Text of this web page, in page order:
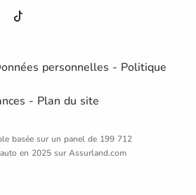
personnelles - Politique
- Plan du site
basée sur un panel de 199 712
en 2025 sur Assurland.com